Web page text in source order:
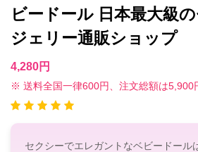
ビードール 日本最大級
ジェリー通販ショップ
4,280円
※ 送料全国一律600円、注文総額は
セクシーでエレガントなベビードール